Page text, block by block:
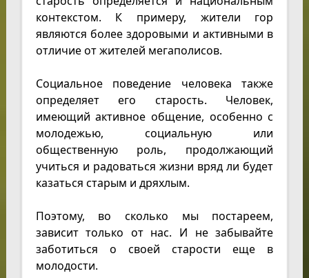
контекстом. К примеру, жители гор
являются более здоровыми и активными в
отличие от жителей мегаполисов.
Социальное поведение человека также
определяет его старость. Человек,
имеющий активное общение, особенно с
молодежью, социальную или
общественную роль, продолжающий
учиться и радоваться жизни вряд ли будет
казаться старым и дряхлым.
Поэтому, во сколько мы постареем,
зависит только от нас. И не забывайте
заботиться о своей старости еще в
молодости.